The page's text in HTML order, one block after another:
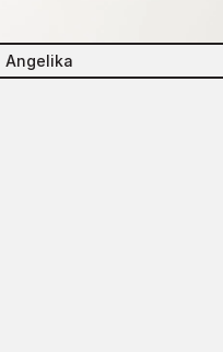
Angelika